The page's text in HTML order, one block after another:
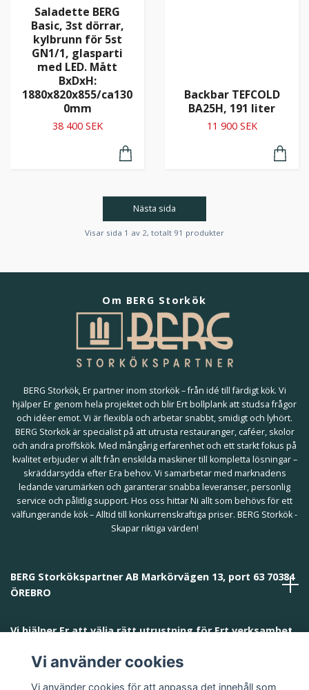
Saladette BERG
Basic, 3st dörrar,
kylbrunn för 5st
GN1/1, glasparti
med LED. Mått
BxDxH:
1880x820x855/ca130
0mm
38 400 SEK
Backbar TEFCOLD
BA25H, 191 liter
11 900 SEK
Nästa sida
Visar sida 1 av 2, totalt 91 produkter
Om BERG Storkök
BERG Storkök, Er partner inom storkök – från idé till färdigt kök. Vi
hjälper Er genom hela projektet och blir Ert bollplank att studsa frågor
och idéer emot. Vi är flexibla och arbetar snabbt, smidigt och lyhört.
BERG Storkök är specialist på att utrusta restauranger, caféer, skolor
och andra proffskök. Med mångårig erfarenhet och ett starkt fokus på
kvalitet erbjuder vi allt från enskilda maskiner till kompletta lösningar –
skräddarsydda efter Era behov. Vi samarbetar med marknadens
ledande varumärken och garanterar snabba leveranser, personlig
service och pålitlig support. Hos oss hittar Ni allt som behövs för ett
välfungerande kök – Alltid till konkurrenskraftiga priser. BERG Storkök -
Skapar riktiga värden!
BERG Storkökspartner AB Markörvägen 13, port 63 70384
ÖREBRO
Vi hjälper Er att välja rätt utrustning för Ert verksamhet
Vi använder cookies
Vi använder cookies för att anpassa det innehåll som